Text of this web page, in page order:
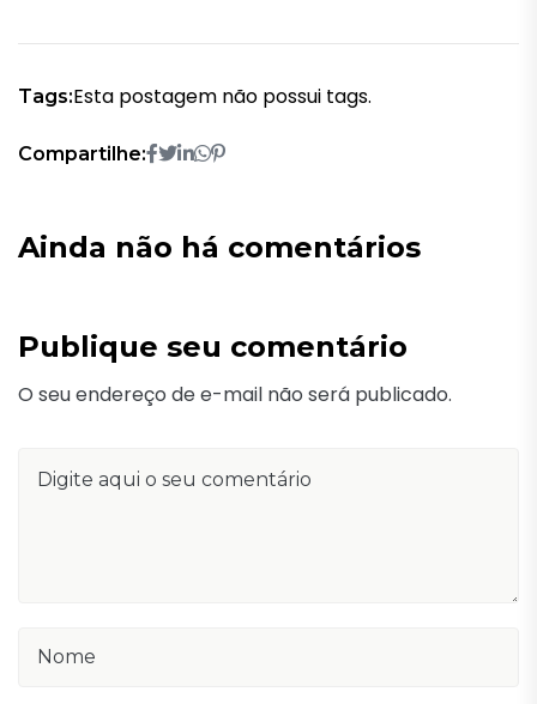
Tags:Esta postagem não possui tags.
Compartilhe:
Ainda não há comentários
Publique seu comentário
O seu endereço de e-mail não será publicado.